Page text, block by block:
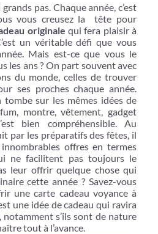
pas. Chaque année, c’est
vous creusez la tête pour
originale qui fera plaisir à
un véritable défi que vous
Mais est-ce que vous le
les ans ? On part souvent avec
du monde, celles de trouver
ses proches chaque année.
sur les mêmes idées de
montre, vêtement, gadget
bien compréhensible. Au
par les préparatifs des fêtes, il
offres en termes
ne facilitent pas toujours le
leur offrir quelque chose qui
cette année ? Savez-vous
une carte cadeau voyance à
une idée de cadeau qui ravira
s’ils sont de nature
tout à l’avance.